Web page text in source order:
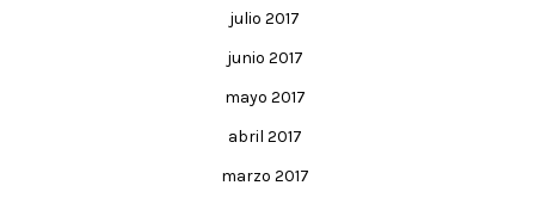
julio 2017
junio 2017
mayo 2017
abril 2017
marzo 2017